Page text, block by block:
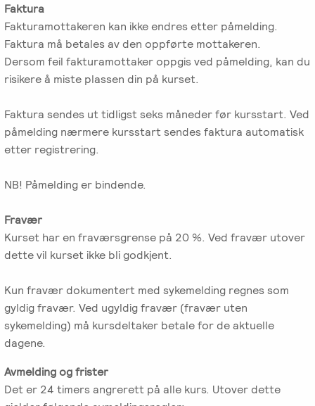
Faktura
Fakturamottakeren kan ikke endres etter påmelding.
Faktura må betales av den oppførte mottakeren.
Dersom feil fakturamottaker oppgis ved påmelding, kan du
risikere å miste plassen din på kurset.
Faktura sendes ut tidligst seks måneder før kursstart. Ved
påmelding nærmere kursstart sendes faktura automatisk
etter registrering.
NB! Påmelding er bindende.
Fravær
Kurset har en fraværsgrense på 20 %. Ved fravær utover
dette vil kurset ikke bli godkjent.
Kun fravær dokumentert med sykemelding regnes som
gyldig fravær. Ved ugyldig fravær (fravær uten
sykemelding) må kursdeltaker betale for de aktuelle
dagene.
Avmelding og frister
Det er 24 timers angrerett på alle kurs. Utover dette